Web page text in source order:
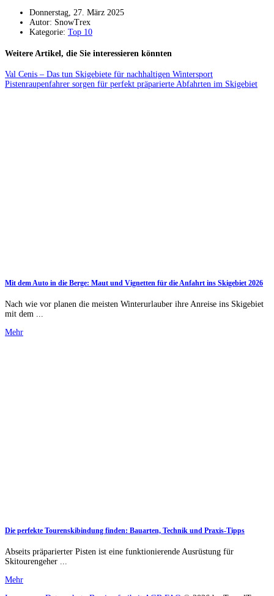
Donnerstag, 27. März 2025
Autor: SnowTrex
Kategorie: Top 10
Weitere Artikel, die Sie interessieren könnten
Val Cenis – Das tun Skigebiete für nachhaltigen Wintersport
Pistenraupenfahrer sorgen für perfekt präparierte Abfahrten im Skigebiet
Mit dem Auto in die Berge: Maut und Vignetten für die Anfahrt ins Skigebiet 2026
Nach wie vor planen die meisten Winterurlauber ihre Anreise ins Skigebiet
mit dem ...
Mehr
Die perfekte Tourenskibindung finden: Bauarten, Technik und Praxis-Tipps
Abseits präparierter Pisten ist eine funktionierende Ausrüstung für
Skitourengeher ...
Mehr